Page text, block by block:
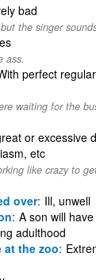
bad
the singer
ass.
perfect
waiting for the
or excessive
etc
like crazy to
over Ill, unwell
A son will
adulthood
at the zoo